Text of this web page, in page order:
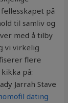
på
til samliv og
med å tilby
vi virkelig
flere
på:
Jarrah Stave
dating